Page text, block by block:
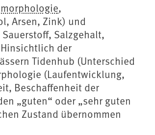
,
Arsen, Zink) und
Salzgehalt,
der
Tidenhub (Unterschied
(Laufentwicklung,
Beschaffenheit der
„guten“ oder „sehr guten
Zustand übernommen